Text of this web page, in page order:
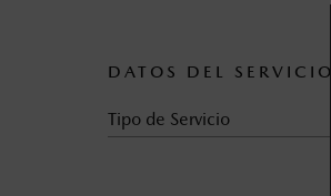
DATOS DEL SERVICIO
Tipo de Servicio